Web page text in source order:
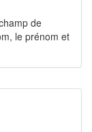
de
le prénom et